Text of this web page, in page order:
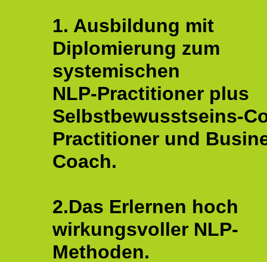
1. Ausbildung mit
Diplomierung zum
systemischen
NLP-Practitioner plus
Selbstbewusstseins-
Practitioner und
Coach.
2.Das Erlernen hoch
wirkungsvoller NLP-
Methoden.